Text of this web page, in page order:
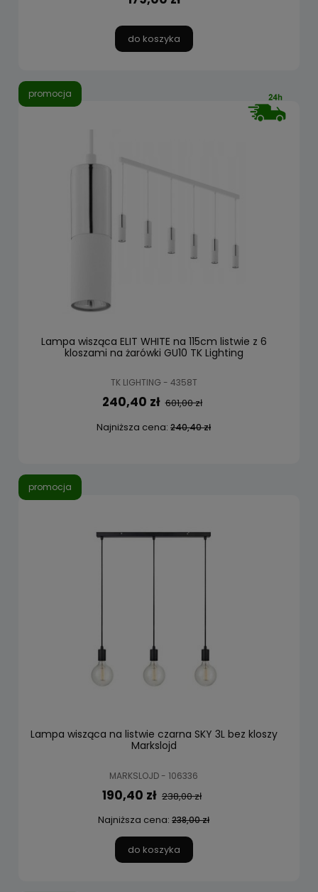
do koszyka
Lampa wisząca ELIT WHITE na 115cm listwie z 6
kloszami na żarówki GU10 TK Lighting
TK LIGHTING - 4358T
240,40 zł 601,00 zł
Najniższa cena: 240,40 zł
promocja
Lampa wisząca na listwie czarna SKY 3L bez kloszy
Markslojd
MARKSLOJD - 106336
190,40 zł 238,00 zł
Najniższa cena: 238,00 zł
do koszyka
promocja